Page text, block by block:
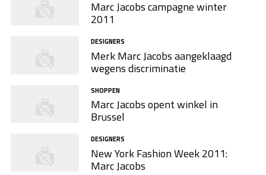
Marc Jacobs campagne winter
2011
DESIGNERS
Merk Marc Jacobs aangeklaagd
wegens discriminatie
SHOPPEN
Marc Jacobs opent winkel in
Brussel
DESIGNERS
New York Fashion Week 2011:
Marc Jacobs